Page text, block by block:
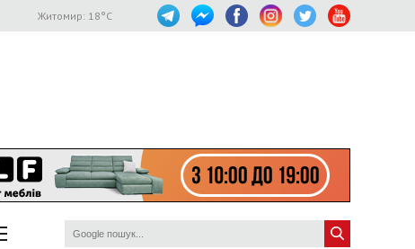
Житомир: 18°C